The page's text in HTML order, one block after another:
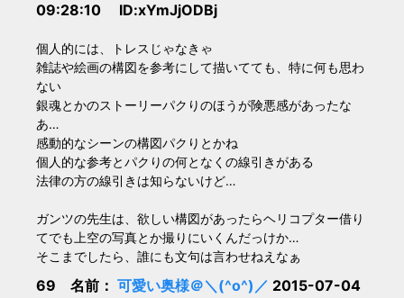
09:28:10 ID:xYmJjODBj
個人的には、トレスじゃなきゃ
雑誌や絵画の構図を参考にして描いてても、特に何も思わ
ない
銀魂とかのストーリーパクりのほうが険悪感があったな
あ…
感動的なシーンの構図パクりとかね
個人的な参考とパクりの何となくの線引きがある
法律の方の線引きは知らないけど…
ガンツの先生は、欲しい構図があったらヘリコプター借り
てでも上空の写真とか撮りにいくんだっけか…
そこまでしたら、誰にも文句は言わせねえなぁ
69 名前： 可愛い奥様＠＼(^o^)／ 2015-07-04